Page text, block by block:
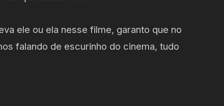
ele ou ela nesse filme, garanto que no
falando de escurinho do cinema, tudo